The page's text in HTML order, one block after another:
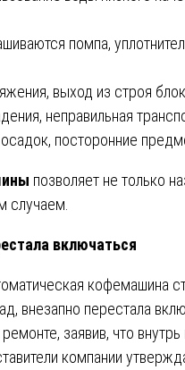
помпа,
выход из строя
неправильная
посторонние
позволяет не только
случаем.
включаться
кофемашина
внезапно перестала
заявив, что
компании